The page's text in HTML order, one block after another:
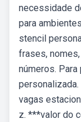
necessidade
para
stencil
frases,
números. Para
vagas
z. ***valor do